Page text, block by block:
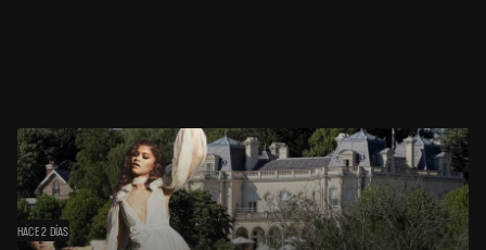
HACE 2 DÍAS